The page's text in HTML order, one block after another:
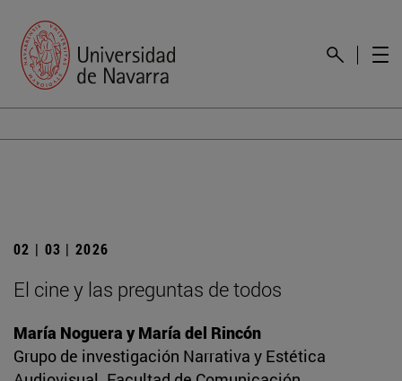
02 | 03 | 2026
El cine y las preguntas de todos
María Noguera y María del Rincón
Grupo de investigación Narrativa y Estética